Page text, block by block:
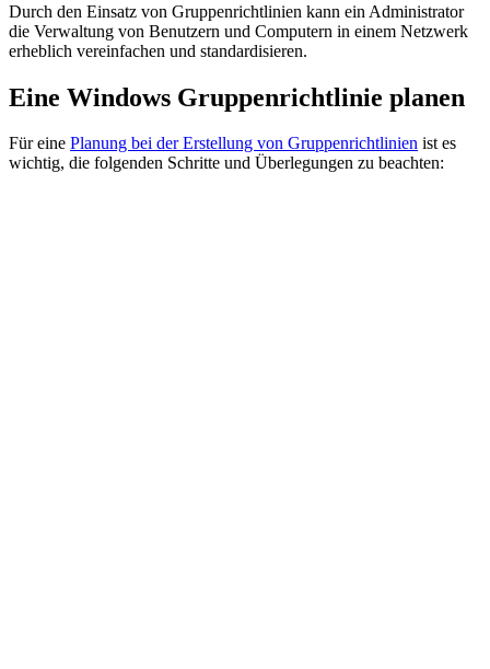
Durch den Einsatz von Gruppenrichtlinien kann ein Administrator
die Verwaltung von Benutzern und Computern in einem Netzwerk
erheblich vereinfachen und standardisieren.
Eine Windows Gruppenrichtlinie planen
Für eine Planung bei der Erstellung von Gruppenrichtlinien ist es
wichtig, die folgenden Schritte und Überlegungen zu beachten: